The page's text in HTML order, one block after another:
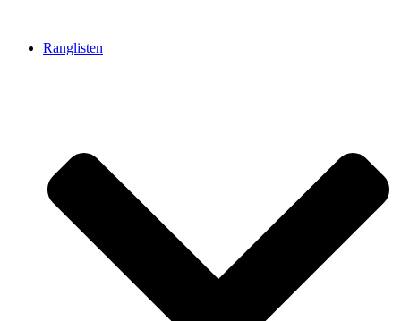
Ranglisten